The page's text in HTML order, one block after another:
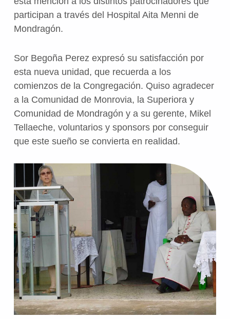
participan a través del Hospital Aita Menni de
Mondragón.
Sor Begoña Perez expresó su satisfacción por
esta nueva unidad, que recuerda a los
comienzos de la Congregación. Quiso agradecer
a la Comunidad de Monrovia, la Superiora y
Comunidad de Mondragón y a su gerente, Mikel
Tellaeche, voluntarios y sponsors por conseguir
que este sueño se convierta en realidad.